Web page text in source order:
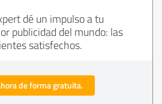
dé un impulso a tu
publicidad del mundo: las
satisfechos.
de forma gratuita.